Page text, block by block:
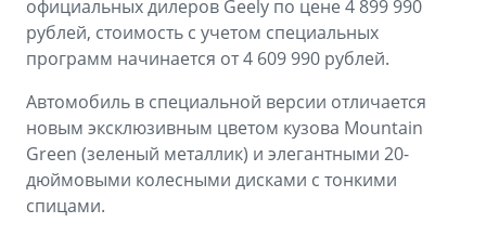
официальных дилеров Geely по цене 4 899 990
рублей, стоимость с учетом специальных
программ начинается от 4 609 990 рублей.
Автомобиль в специальной версии отличается
новым эксклюзивным цветом кузова Mountain
Green (зеленый металлик) и элегантными 20-
дюймовыми колесными дисками с тонкими
спицами.